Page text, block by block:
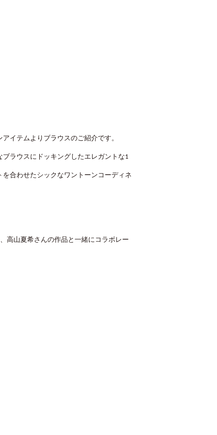
イテムよりブラウスのご紹介です。
ラウスにドッキングしたエレガントな1
合わせたシックなワントーンコーディネ
高山夏希さんの作品と一緒にコラボレー